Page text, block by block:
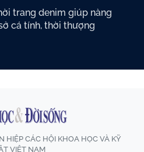
trang denim giúp nàng
cá tính, thời thượng
HIỆP CÁC HỘI KHOA HỌC VÀ KỸ
VIỆT NAM